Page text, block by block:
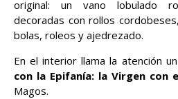
original: un vano lobulado
decoradas con rollos
bolas, roleos y ajedrezado.
En el interior llama la atención un
con la Epifanía: la Virgen con
Magos.